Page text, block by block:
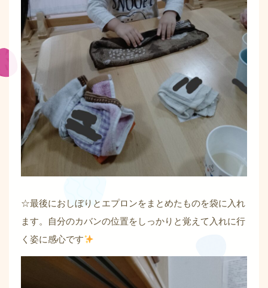
☆最後におしぼりとエプロンをまとめたものを袋に入れ
ます。自分のカバンの位置をしっかりと覚えて入れに行
く姿に感心です